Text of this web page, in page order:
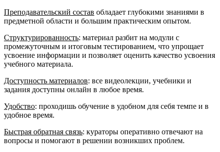
Преподавательский состав обладает глубокими знаниями в
предметной области и большим практическим опытом.
Структурированность: материал разбит на модули с
промежуточным и итоговым тестированием, что упрощает
усвоение информации и позволяет оценить качество усвоения
учебного материала.
Доступность материалов: все видеолекции, учебники и
задания доступны онлайн в любое время.
Удобство: проходишь обучение в удобном для себя темпе и в
удобное время.
Быстрая обратная связь: кураторы оперативно отвечают на
вопросы и помогают в решении возникших проблем.